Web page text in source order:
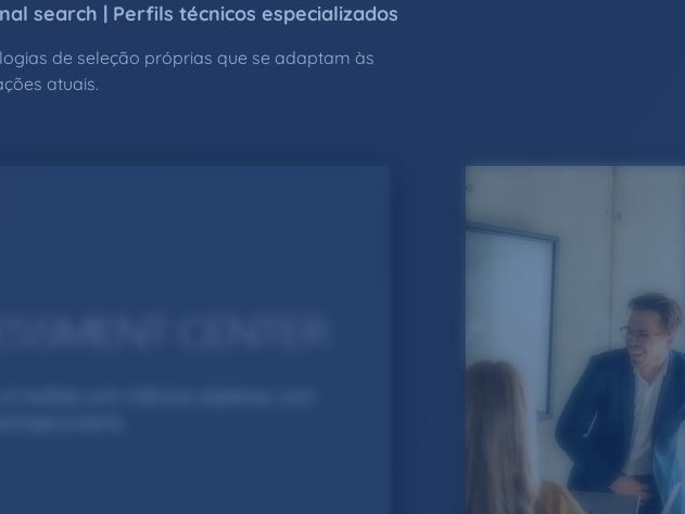
search | Perfils técnicos especializados
de seleção próprias que se adaptam às
atuais.